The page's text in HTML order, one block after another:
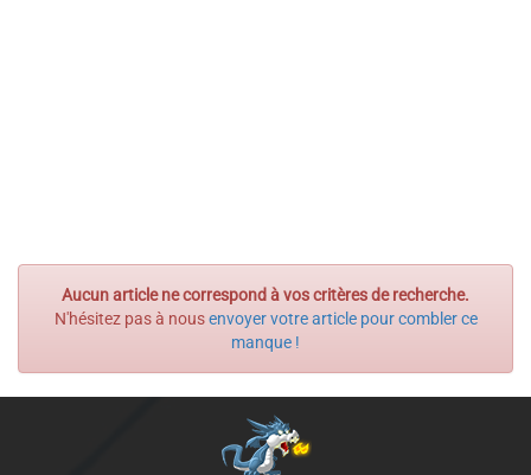
Aucun article ne correspond à vos critères de recherche.
N'hésitez pas à nousenvoyer votre article pour combler ce
manque !